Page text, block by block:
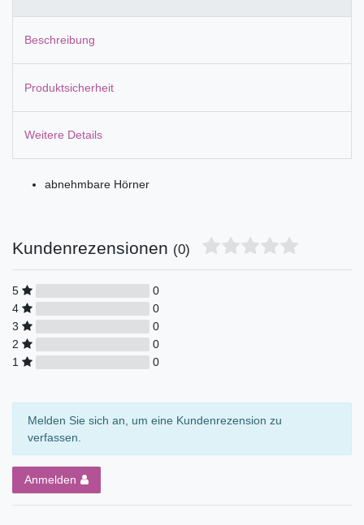
Beschreibung
Produktsicherheit
Weitere Details
abnehmbare Hörner
Kundenrezensionen (0)
5
0
4
0
3
0
2
0
1
0
Melden Sie sich an, um eine Kundenrezension zu
verfassen.
Anmelden